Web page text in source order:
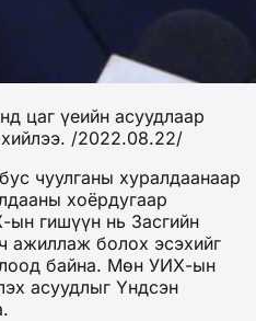
цаг үеийн асуудлаар
/2022.08.22/
чуулганы хуралдаанаар
хоёрдугаар
ын гишүүн нь Засгийн
ажиллаж болох эсэхийг
байна. Мөн УИХ-ын
асуудлыг Үндсэн